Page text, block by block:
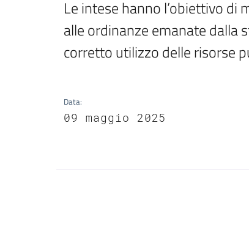
Le intese hanno l’obiettivo
alle ordinanze emanate dalla
corretto utilizzo delle risorse
Data:
09 maggio 2025